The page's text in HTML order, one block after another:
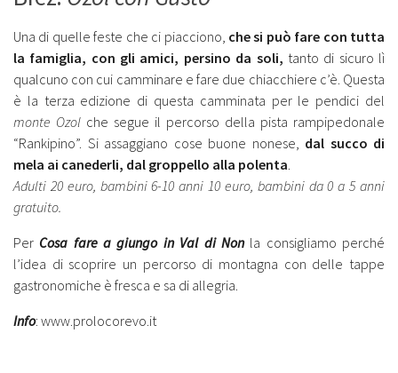
Una di quelle feste che ci piacciono, che si può fare con tutta
la famiglia, con gli amici, persino da soli, tanto di sicuro lì
qualcuno con cui camminare e fare due chiacchiere c’è. Questa
è la terza edizione di questa camminata per le pendici del
monte Ozol che segue il percorso della pista rampipedonale
“Rankipino”. Si assaggiano cose buone nonese, dal succo di
mela ai canederli, dal groppello alla polenta.
Adulti 20 euro, bambini 6-10 anni 10 euro, bambini da 0 a 5 anni
gratuito.
Per Cosa fare a giungo in Val di Nonla consigliamo perché
l’idea di scoprire un percorso di montagna con delle tappe
gastronomiche è fresca e sa di allegria.
Info: www.prolocorevo.it